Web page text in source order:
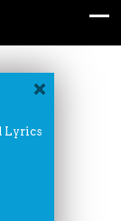
Lyrics